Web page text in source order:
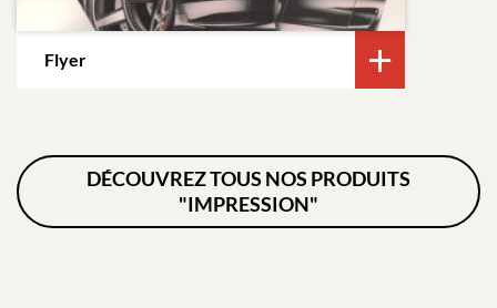
Flyer
DÉCOUVREZ TOUS NOS PRODUITS
"IMPRESSION"